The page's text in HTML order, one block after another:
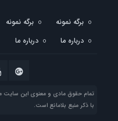
برگه نمونه برگه نمونه
درباره ما
درباره ما
تمام حقوق مادی و معنوی این سایت
با ذکر منبع بلامانع است.